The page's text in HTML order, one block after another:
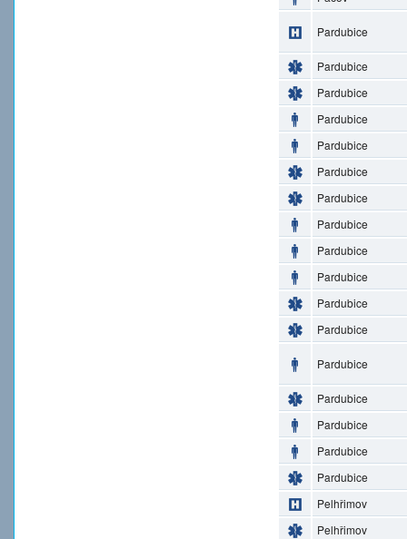
Pardubice
Pardubice
Pardubice
Pardubice
Pardubice
Pardubice
Pardubice
Pardubice
Pardubice
Pardubice
Pardubice
Pardubice
Pardubice
Pardubice
Pardubice
Pardubice
Pardubice
Pelhřimov
Pelhřimov